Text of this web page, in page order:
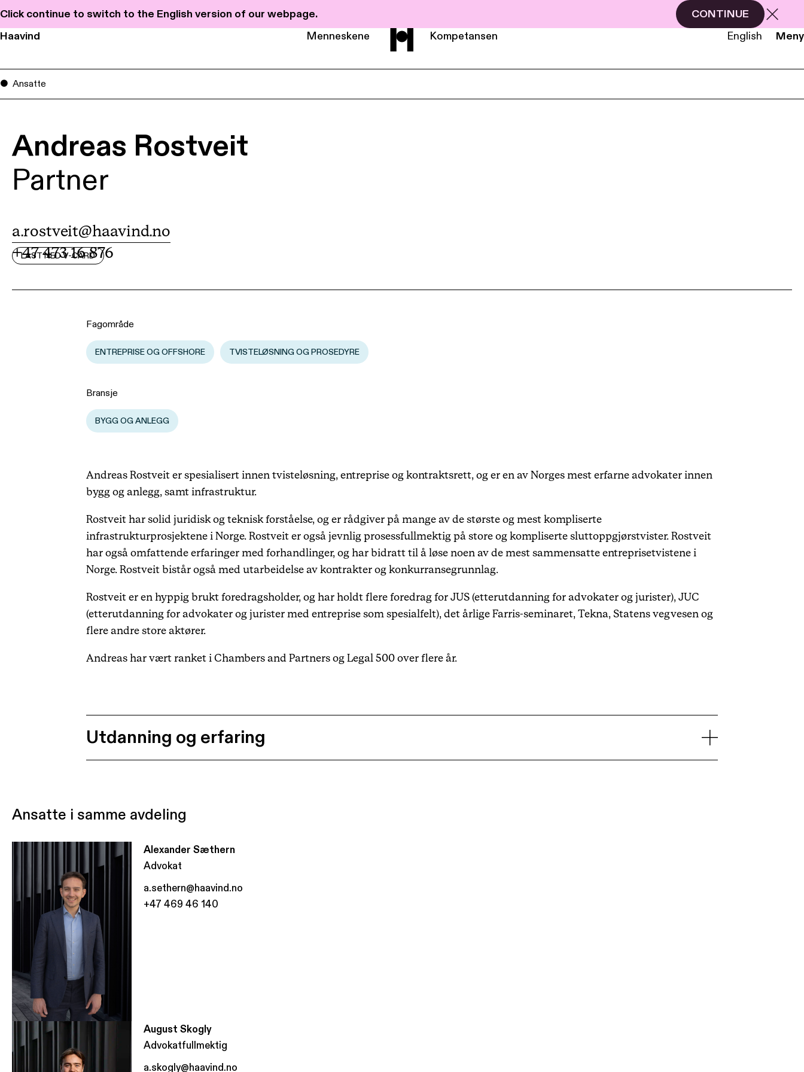
Click continue to switch to the English version of our webpage.
CONTINUE
Haavind
Menneskene Kompetansen English Meny
Karriere
Ansatte
Andreas Rostveit
Partner
a.rostveit@haavind.no
+47 473 16 876
LAST NED V-CARD
Fagområde
ENTREPRISE OG OFFSHORE TVISTELØSNING OG PROSEDYRE
Bransje
BYGG OG ANLEGG
Andreas Rostveit er spesialisert innen tvisteløsning, entreprise og kontraktsrett, og er en av Norges mest erfarne advokater innen
bygg og anlegg, samt infrastruktur.
Rostveit har solid juridisk og teknisk forståelse, og er rådgiver på mange av de største og mest kompliserte
infrastrukturprosjektene i Norge. Rostveit er også jevnlig prosessfullmektig på store og kompliserte sluttoppgjørstvister. Rostveit
har også omfattende erfaringer med forhandlinger, og har bidratt til å løse noen av de mest sammensatte entreprisetvistene i
Norge. Rostveit bistår også med utarbeidelse av kontrakter og konkurransegrunnlag.
Rostveit er en hyppig brukt foredragsholder, og har holdt flere foredrag for JUS (etterutdanning for advokater og jurister), JUC
(etterutdanning for advokater og jurister med entreprise som spesialfelt), det årlige Farris-seminaret, Tekna, Statens vegvesen og
flere andre store aktører.
Andreas har vært ranket i Chambers and Partners og Legal 500 over flere år.
Utdanning og erfaring
Ansatte i samme avdeling
Alexander Sæthern
Advokat
a.sethern@haavind.no
+47 469 46 140
August Skogly
Advokatfullmektig
a.skogly@haavind.no